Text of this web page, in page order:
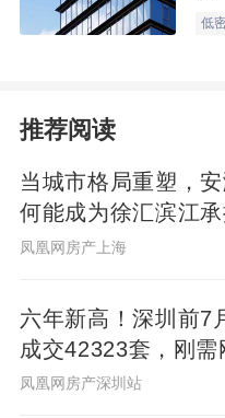
太高怕吓出病来。
信仰和习俗。只要
都是不错的选择，
果你信佛，9和13
外”，3和13就不
的“对门”式就无所
一体多户的话楼层
层户数越多，你的
低
推荐阅读
当城市格局重塑，
何能成为徐汇滨江承
生产力”的人居锚点？
凤凰网房产上海
六年新高！深圳前7
成交42323套，刚需
起"量的回归"
凤凰网房产深圳站